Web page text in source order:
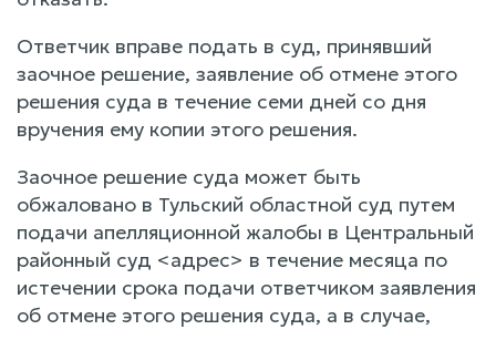
Ответчик вправе подать в суд, принявший
заочное решение, заявление об отмене этого
решения суда в течение семи дней со дня
вручения ему копии этого решения.
Заочное решение суда может быть
обжаловано в Тульский областной суд путем
подачи апелляционной жалобы в Центральный
районный суд <адрес> в течение месяца по
истечении срока подачи ответчиком заявления
об отмене этого решения суда, а в случае,